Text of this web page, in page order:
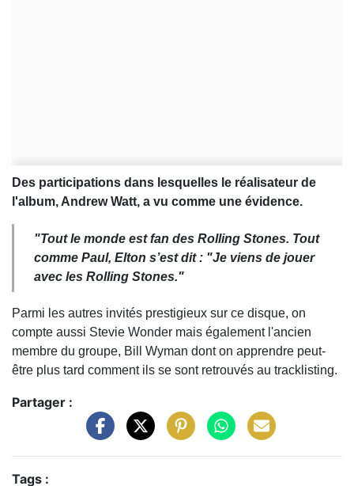
Des participations dans lesquelles le réalisateur de
l'album, Andrew Watt, a vu comme une évidence.
"Tout le monde est fan des Rolling Stones. Tout
comme Paul, Elton s’est dit : "Je viens de jouer
avec les Rolling Stones."
Parmi les autres invités prestigieux sur ce disque, on
compte aussi Stevie Wonder mais également l'ancien
membre du groupe, Bill Wyman dont on apprendre peut-
être plus tard comment ils se sont retrouvés au tracklisting.
Partager :
Tags :